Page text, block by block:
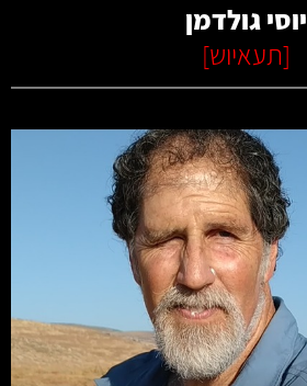
יוסי גולדמן
[תעאיוש]